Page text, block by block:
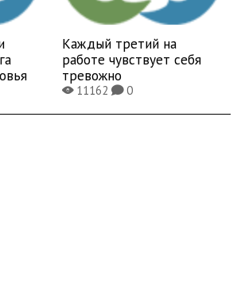
Каждый третий на
работе чувствует себя
тревожно
X11162K0